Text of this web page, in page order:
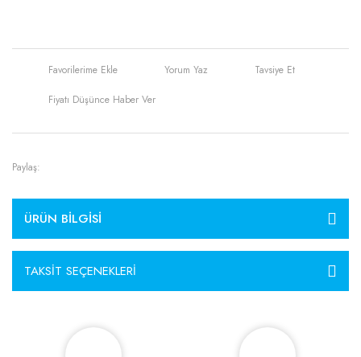
Yorum Yaz Tavsiye Et
Fiyatı Düşünce Haber Ver
Paylaş:
ÜRÜN BILGISI
TAKSIT SEÇENEKLERI